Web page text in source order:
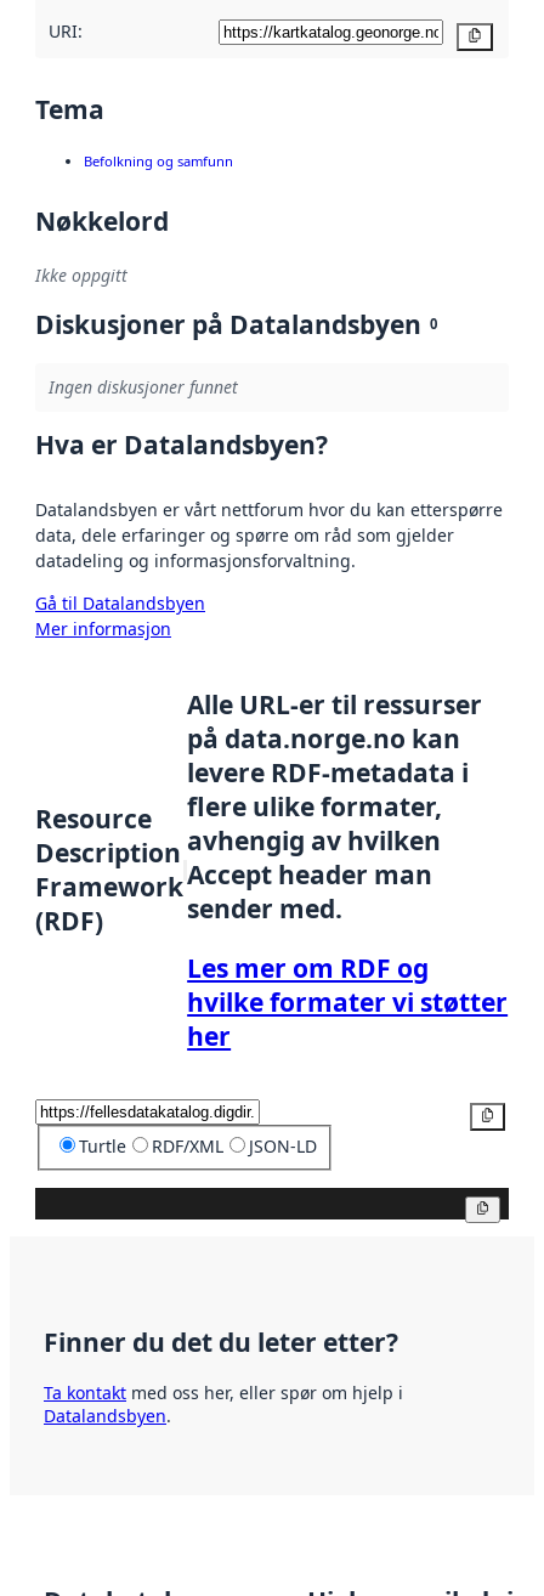
URI:
Tema
Befolkning og samfunn
Nøkkelord
Ikke oppgitt
Diskusjoner på Datalandsbyen 0
Ingen diskusjoner funnet
Hva er Datalandsbyen?
Datalandsbyen er vårt nettforum hvor du kan etterspørre
data, dele erfaringer og spørre om råd som gjelder
datadeling og informasjonsforvaltning.
Gå til Datalandsbyen
Mer informasjon
Resource
Description
Framework
(RDF)
Alle URL-er til ressurser
på data.norge.no kan
levere RDF-metadata i
flere ulike formater,
avhengig av hvilken
Accept header man
sender med.
Les mer om RDF og
hvilke formater vi støtter
her
Turtle RDF/XML JSON-LD
Finner du det du leter etter?
Ta kontakt med oss her, eller spør om hjelp i
Datalandsbyen.